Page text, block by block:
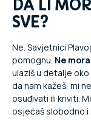
DA LI
SVE?
Ne. Savjetnici
pomognu. Ne
ulaziš u detalje
da nam kažeš, mi
osuđivati ili kriviti.
osjećaš slobodno i